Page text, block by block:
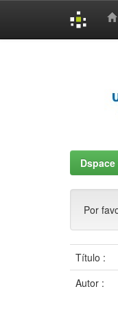
Por
Título :
Autor :